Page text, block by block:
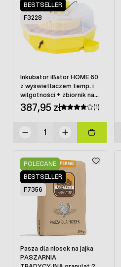
BESTSELLER
F3228
Inkubator iBator HOME 60
z wyświetlaczem temp. i
wilgotności + zbiornik na
wodę + taca
387,95 zł (1)
POLECANE
BESTSELLER
F7356
Pasza dla niosek na jajka
PASZARNIA